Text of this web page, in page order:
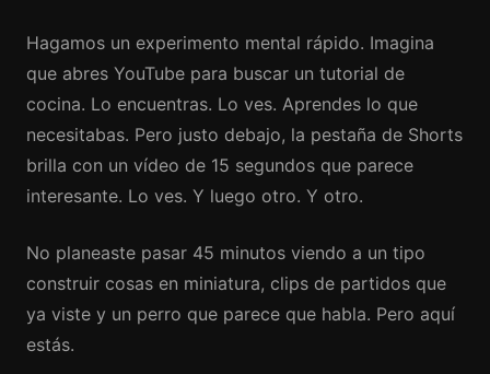
Hagamos un experimento mental rápido. Imagina
que abres YouTube para buscar un tutorial de
cocina. Lo encuentras. Lo ves. Aprendes lo que
necesitabas. Pero justo debajo, la pestaña de Shorts
brilla con un vídeo de 15 segundos que parece
interesante. Lo ves. Y luego otro. Y otro.
No planeaste pasar 45 minutos viendo a un tipo
construir cosas en miniatura, clips de partidos que
ya viste y un perro que parece que habla. Pero aquí
estás.